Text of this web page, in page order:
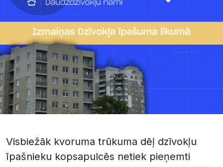
Visbiežāk kvoruma trūkuma dēļ dzīvokļu
īpašnieku kopsapulcēs netiek pieņemti